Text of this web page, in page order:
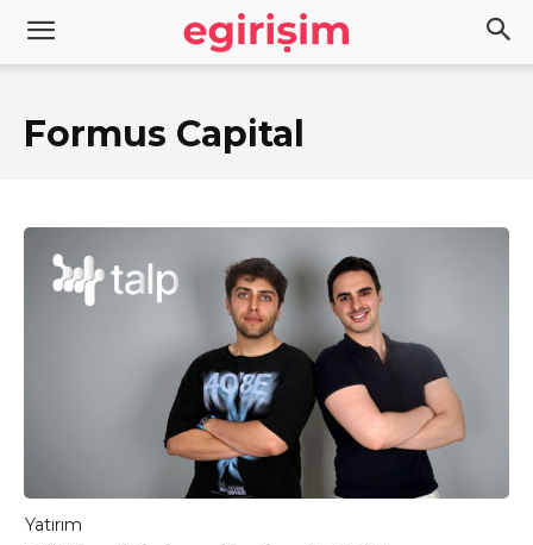
Formus Capital
Yatırım